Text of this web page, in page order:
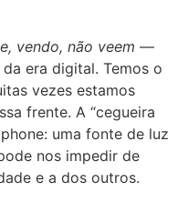
vendo, não veem —
era digital. Temos o
vezes estamos
frente. A “cegueira
uma fonte de luz
nos impedir de
e a dos outros.